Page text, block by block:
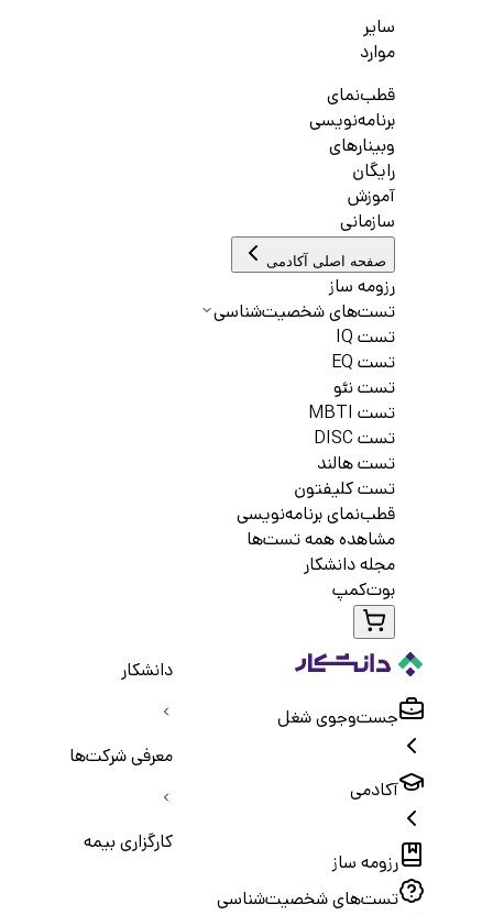
سایر
موارد
قطب‌نمای
برنامه‌نویسی
وبینارهای
رایگان
آموزش
سازمانی
صفحه اصلی آکادمی
رزومه ساز
تست‌های شخصیت‌شناسی
تست IQ
تست EQ
تست نئو
تست MBTI
تست DISC
تست هالند
تست کلیفتون
قطب‌نمای برنامه‌نویسی
مشاهده همه تست‌ها
مجله دانشکار
بوت‌کمپ
جست‌و‌جوی شغل
آکادمی
رزومه ساز
تست‌های شخصیت‌شناسی
دانشکار
معرفی شرکت‌ها
کارگزاری بیمه